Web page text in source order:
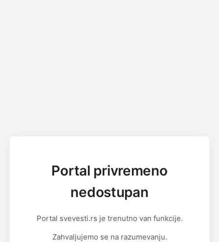
Portal privremeno
nedostupan
Portal svevesti.rs je trenutno van funkcije.
Zahvaljujemo se na razumevanju.